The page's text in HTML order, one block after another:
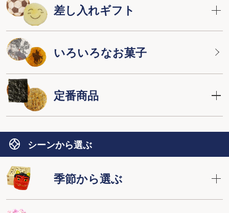
差し入れギフト
いろいろなお菓子
定番商品
シーンから選ぶ
季節から選ぶ